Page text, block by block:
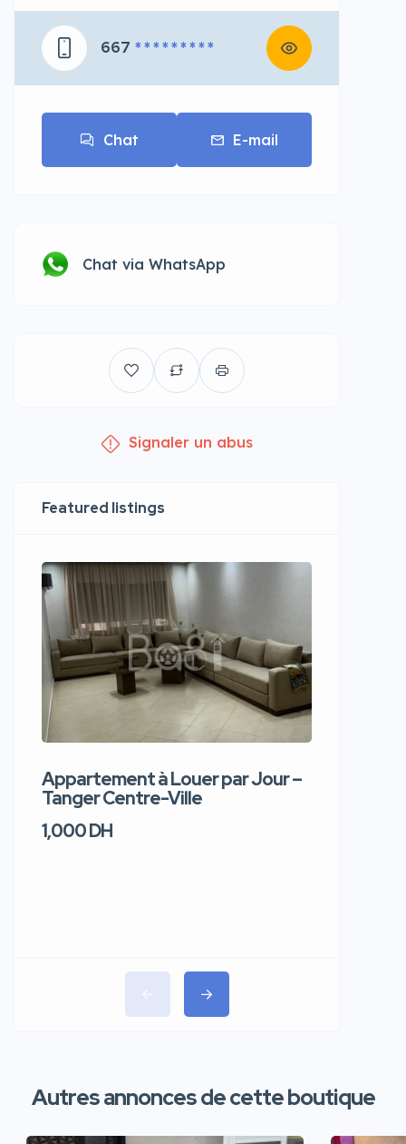
667 * * * * * * * * *
Chat E-mail
Chat via WhatsApp
Signaler un abus
Featured listings
Appartement à Louer par Jour –
Tanger Centre-Ville
1,000 DH
Autres annonces de cette boutique